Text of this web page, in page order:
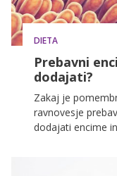
DIETA
Prebavni
dodajati?
Zakaj je
ravnovesje
dodajati encime
športni